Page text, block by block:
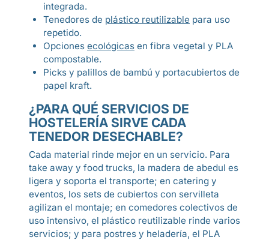
integrada.
Tenedores de plástico reutilizable para uso
repetido.
Opciones ecológicas en fibra vegetal y PLA
compostable.
Picks y palillos de bambú y portacubiertos de
papel kraft.
¿PARA QUÉ SERVICIOS DE
HOSTELERÍA SIRVE CADA
TENEDOR DESECHABLE?
Cada material rinde mejor en un servicio. Para
take away y food trucks, la madera de abedul es
ligera y soporta el transporte; en catering y
eventos, los sets de cubiertos con servilleta
agilizan el montaje; en comedores colectivos de
uso intensivo, el plástico reutilizable rinde varios
servicios; y para postres y heladería, el PLA